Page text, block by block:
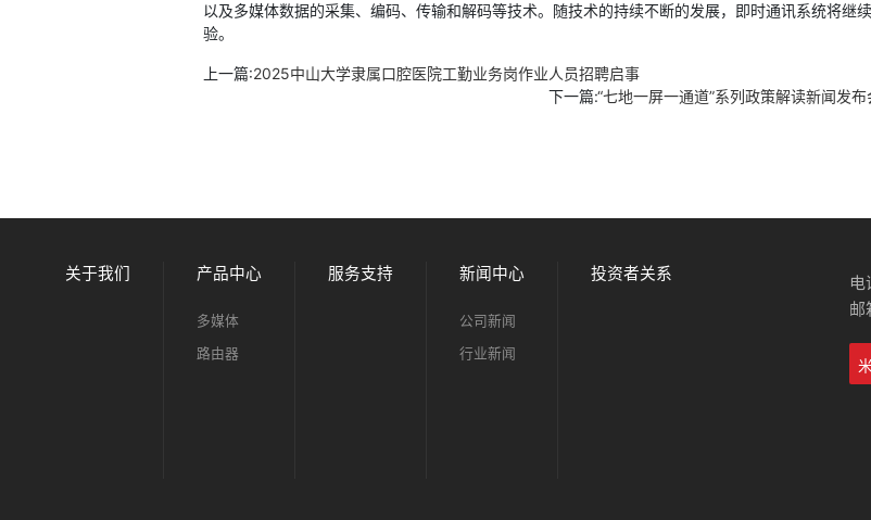
以及多媒体数据的采集、编码、传输和解码等技术。随技术的持续不断的发展，即时通讯系统将继
验。
上一篇:2025中山大学隶属口腔医院工勤业务岗作业人员招聘启事
下一篇:“七地一屏一通道”系列政策解读新闻发
关于我们 产品中心
多媒体
路由器
服务支持 新闻中心
公司新闻
行业新闻
投资者关系 电
邮